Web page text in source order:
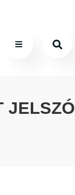
JELSZÓ